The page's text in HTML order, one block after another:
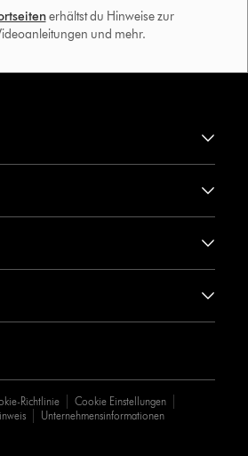
erhältst du Hinweise zur
und mehr.
Richtlinie
Cookie Einstellungen
Unternehmensinformationen